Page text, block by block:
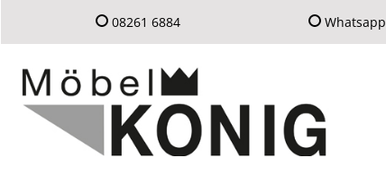
08261 6884 Whatsapp